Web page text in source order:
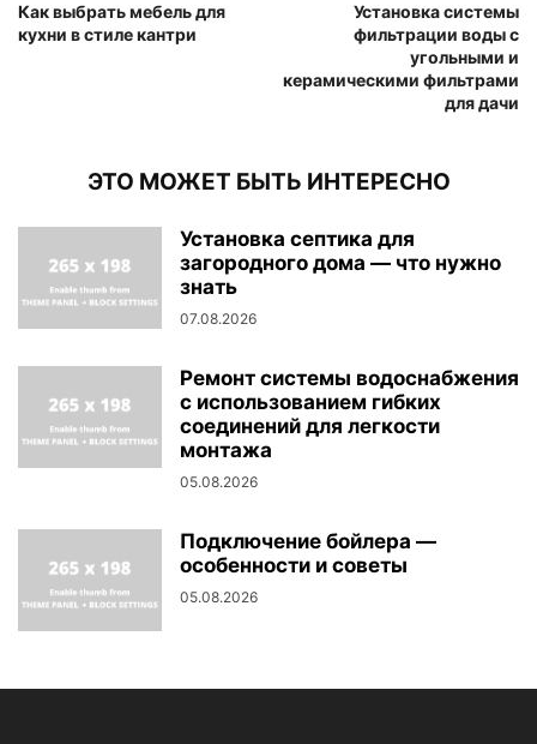
Как выбрать мебель для
кухни в стиле кантри
Установка системы
фильтрации воды с
угольными и
керамическими фильтрами
для дачи
ЭТО МОЖЕТ БЫТЬ ИНТЕРЕСНО
Установка септика для
загородного дома — что нужно
знать
07.08.2026
Ремонт системы водоснабжения
с использованием гибких
соединений для легкости
монтажа
05.08.2026
Подключение бойлера —
особенности и советы
05.08.2026